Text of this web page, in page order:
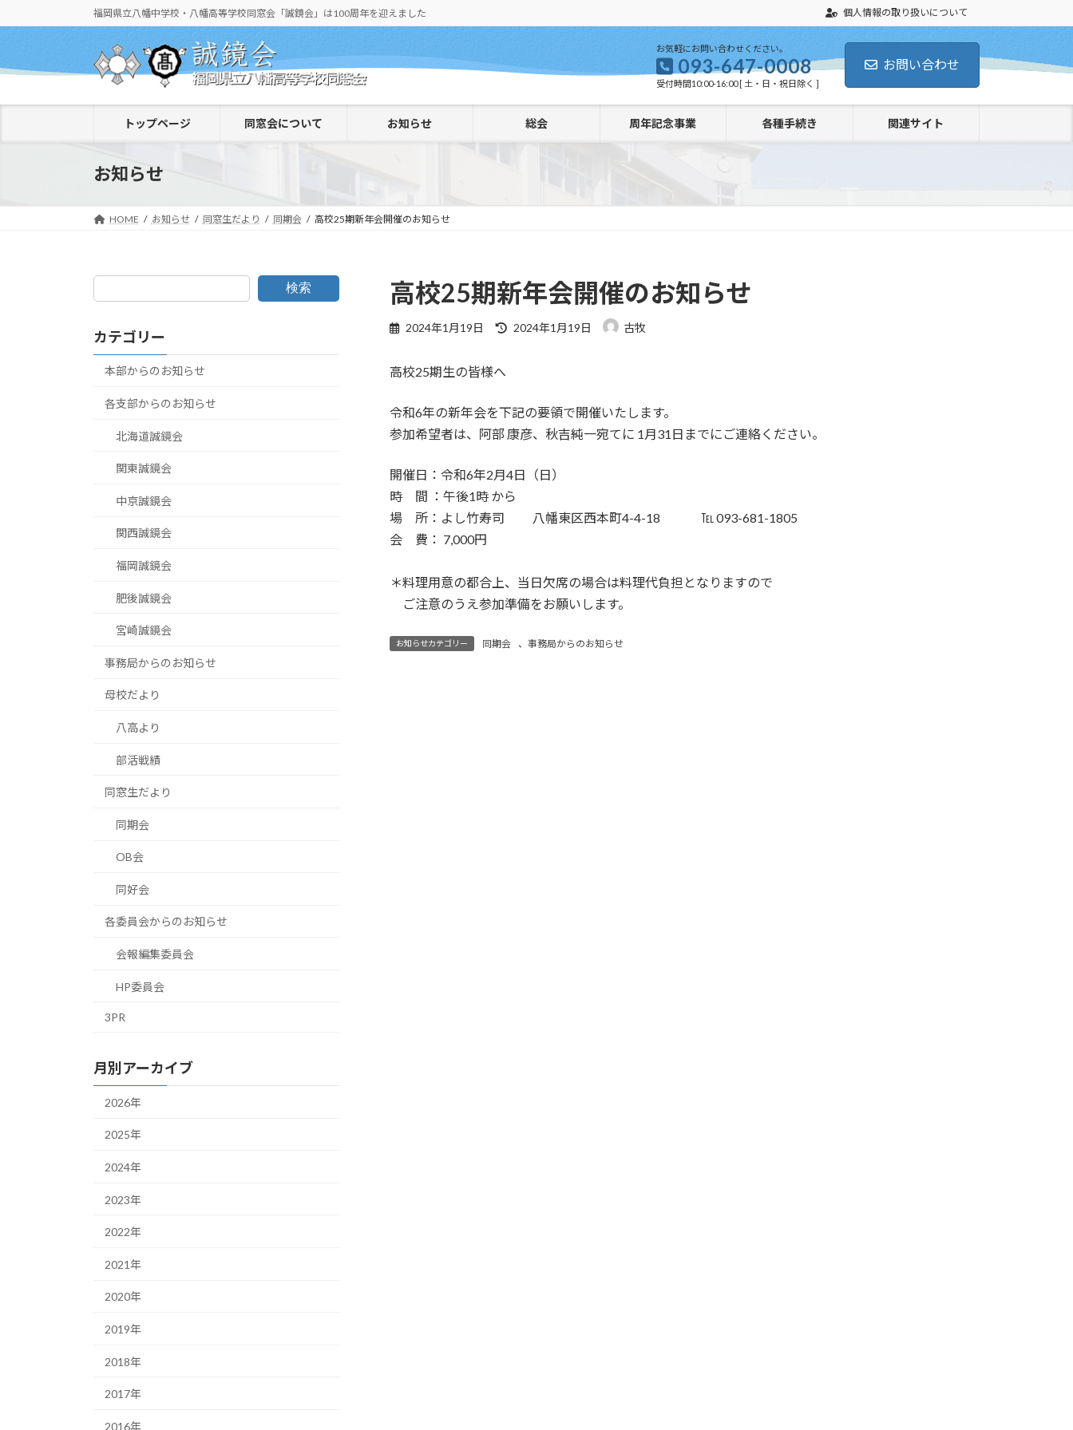
ン
ン
へ
ビ
ー
ョ
福岡県立八幡中学校・八幡高等学校同窓会「誠鏡会」は100周年を迎えました 個人情報の取り扱いについて
お気軽にお問い合わせください。
093-647-0008
受付時間10:00-16:00 [ 土・日・祝日除く ]
お問い合わせ
トップページ 同窓会について お知らせ 総会 周年記念事業 各種手続き 関連サイト
お知らせ
HOME お知らせ 同窓生だより 同期会 高校25期新年会開催のお知らせ
高校25期新年会開催のお知らせ
2024年1月19日
最
時
:
2024年1月19日 古牧
高校25期生の皆様へ
令和6年の新年会を下記の要領で開催いたします。
参加希望者は、阿部 康彦、秋吉純一宛てに 1月31日までにご連絡ください。
開催日：令和6年2月4日（日）
時 間 ：午後1時 から
場 所：よし竹寿司 八幡東区西本町4-4-18 ℡ 093-681-1805
会 費： 7,000円
＊料理用意の都合上、当日欠席の場合は料理代負担となりますので
ご注意のうえ参加準備をお願いします。
お知らせカテゴリー 同期会 、事務局からのお知らせ
検索
カテゴリー
本部からのお知らせ
各支部からのお知らせ
北海道誠鏡会
関東誠鏡会
中京誠鏡会
関西誠鏡会
福岡誠鏡会
肥後誠鏡会
宮崎誠鏡会
事務局からのお知らせ
母校だより
八高より
部活戦績
同窓生だより
同期会
OB会
同好会
各委員会からのお知らせ
会報編集委員会
HP委員会
3PR
月別アーカイブ
2026年
2025年
2024年
2023年
2022年
2021年
2020年
2019年
2018年
2017年
2016年